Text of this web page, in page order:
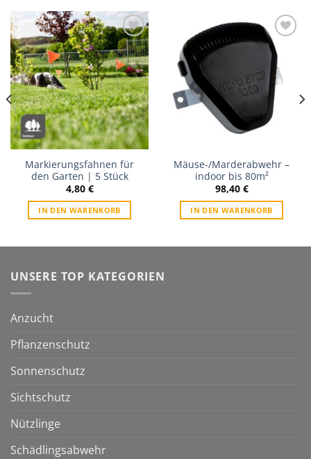
Zur
Wunschliste
Markierungsfahnen für
den Garten | 5 Stück
4,80 €
IN DEN WARENKORB
Zur
Wunschliste
Mäuse-/Marderabwehr –
indoor bis 80m²
98,40 €
IN DEN WARENKORB
UNSERE TOP KATEGORIEN
Anzucht
Pflanzenschutz
Sonnenschutz
Sichtschutz
Nützlinge
Schädlingsabwehr